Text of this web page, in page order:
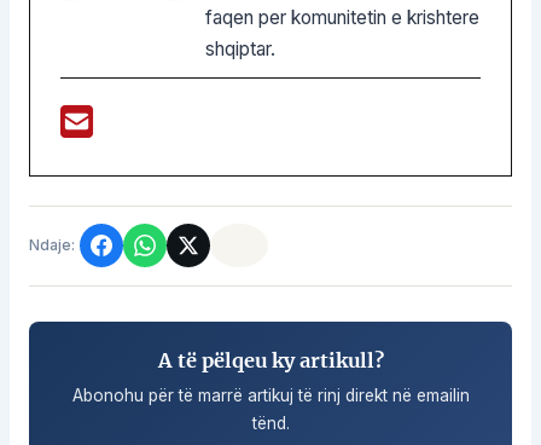
faqen per komunitetin e krishtere
shqiptar.
Ndaje:
A të pëlqeu ky artikull?
Abonohu për të marrë artikuj të rinj direkt në emailin
tënd.